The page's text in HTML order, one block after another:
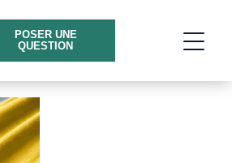
POSER UNE
QUESTION